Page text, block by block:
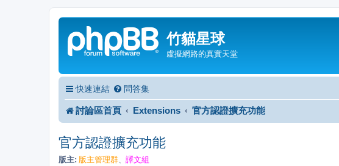
竹貓星球
虛擬網路的真實天堂
快速連結 問答集
討論區首頁 Extensions 官方認證擴充功能
官方認證擴充功能
版主: 版主管理群 譯文組